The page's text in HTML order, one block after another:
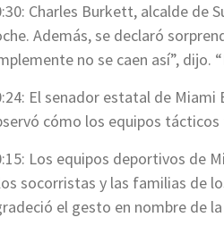
Charles Burkett, alcalde de
Además, se declaró
no se caen así”, dijo.
El senador estatal de Miami
cómo los equipos
Los equipos deportivos de
socorristas y las familias de
el gesto en nombre de